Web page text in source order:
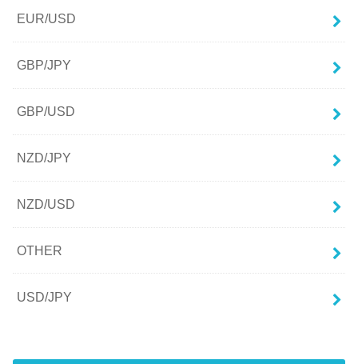
EUR/USD
GBP/JPY
GBP/USD
NZD/JPY
NZD/USD
OTHER
USD/JPY